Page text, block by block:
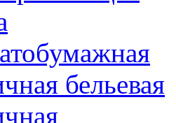
бельевая